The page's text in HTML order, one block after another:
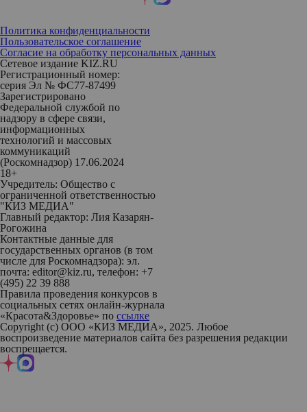
Политика конфиденциальности
Пользовательское соглашение
Согласие на обработку персональных данных
Сетевое издание KIZ.RU
Регистрационный номер:
серия Эл № ФС77-87499
Зарегистрировано
Федеральной службой по
надзору в сфере связи,
информационных
технологий и массовых
коммуникаций
(Роскомнадзор) 17.06.2024
18+
Учредитель: Общество с
ограниченной ответственностью
"КИЗ МЕДИА"
Главный редактор: Лия Казарян-
Рогожина
Контактные данные для
государственных органов (в том
числе для Роскомнадзора): эл.
почта: editor@kiz.ru, телефон: +7
(495) 22 39 888
Правила проведения конкурсов в
социальных сетях онлайн-журнала
«Красота&Здоровье» по ссылке
Copyright (с) ООО «КИЗ МЕДИА», 2025. Любое
воспроизведение материалов сайта без разрешения редакции
воспрещается.